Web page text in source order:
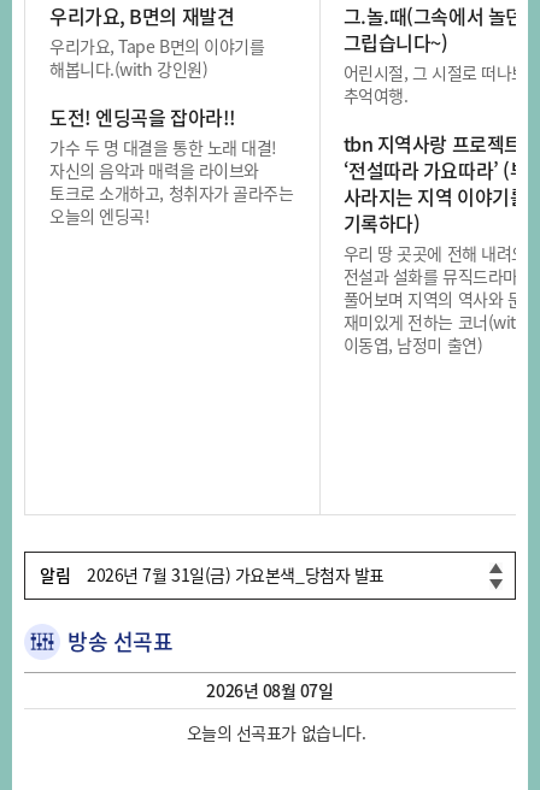
우리가요, B면의 재발견
우리가요, Tape B면의 이야기를
해봅니다.(with 강인원)
도전! 엔딩곡을 잡아라!!
가수 두 명 대결을 통한 노래 대결!
자신의 음악과 매력을 라이브와
토크로 소개하고, 청취자가 골라주는
오늘의 엔딩곡!
그.놀.때(그속에서 놀던
그립습니다~)
어린시절, 그 시절로 떠나보
추억여행.
tbn 지역사랑 프로젝트
‘전설따라 가요따라’ (부
사라지는 지역 이야기를
기록하다)
우리 땅 곳곳에 전해 내려오
전설과 설화를 뮤직드라마
풀어보며 지역의 역사와 문
재미있게 전하는 코너(with
이동엽, 남정미 출연)
알림
2026년 8월 3일(월) 가요본색_당첨자 발표
2026년 7월 31일(금) 가요본색_당첨자 발표
2026년 7월 30일(목) 가요본색_당첨자 발표
2026년 7월 29일(수) 가요본색_당첨자 발표
2026년 8월 4일(화) 가요본색_당첨자 발표
방송 선곡표
2026년 08월 07일
오늘의 선곡표가 없습니다.